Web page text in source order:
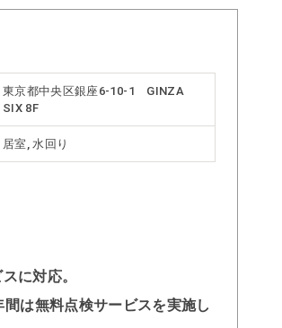
東京都中央区銀座6-10-1 GINZA
SIX 8F
居室, 水回り
に対応。
は無料点検サービスを実施し